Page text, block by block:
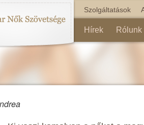
Szolgáltatások
Hírek Rólunk